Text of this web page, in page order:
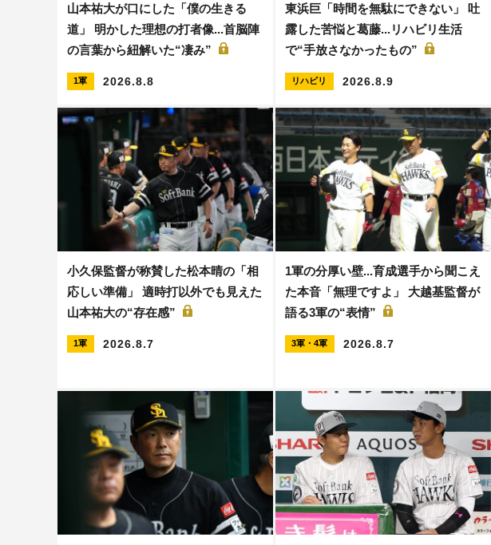
山本祐大が口にした「僕の生きる
道」 明かした理想の打者像...首脳陣
の言葉から紐解いた“凄み”
1軍 2026.8.8
東浜巨「時間を無駄にできない」 吐
露した苦悩と葛藤...リハビリ生活
で“手放さなかったもの”
リハビリ 2026.8.9
小久保監督が称賛した松本晴の「相
応しい準備」 適時打以外でも見えた
山本祐大の“存在感”
1軍 2026.8.7
1軍の分厚い壁...育成選手から聞こえ
た本音「無理ですよ」 大越基監督が
語る3軍の“表情”
3軍・4軍 2026.8.7